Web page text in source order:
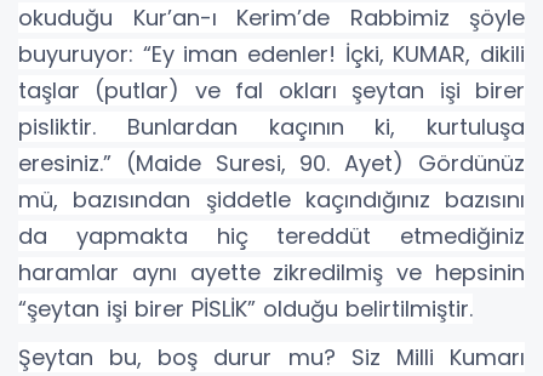
okuduğu Kur’an-ı Kerim’de Rabbimiz şöyle
buyuruyor: “Ey iman edenler! İçki, KUMAR, dikili
taşlar (putlar) ve fal okları şeytan işi birer
pisliktir. Bunlardan kaçının ki, kurtuluşa
eresiniz.” (Maide Suresi, 90. Ayet) Gördünüz
mü, bazısından şiddetle kaçındığınız bazısını
da yapmakta hiç tereddüt etmediğiniz
haramlar aynı ayette zikredilmiş ve hepsinin
“şeytan işi birer PİSLİK” olduğu belirtilmiştir.
Şeytan bu, boş durur mu? Siz Milli Kumarı